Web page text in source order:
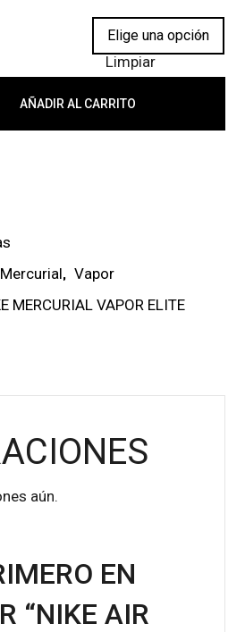
Limpiar
VAPOR ELITE FG 111
AÑADIR AL CARRITO
Mercurial, Vapor
MERCURIAL VAPOR ELITE
aún.
EN
“NIKE AIR